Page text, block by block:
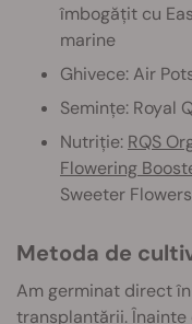
îmbogățit cu
marine
Ghivece: Air
Semințe: Royal
Nutriție: RQS
Flowering
Sweeter
Metoda de
Am germinat direct
transplantării. Înainte